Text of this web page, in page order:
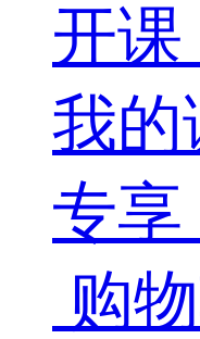
开课
我的
专享
购